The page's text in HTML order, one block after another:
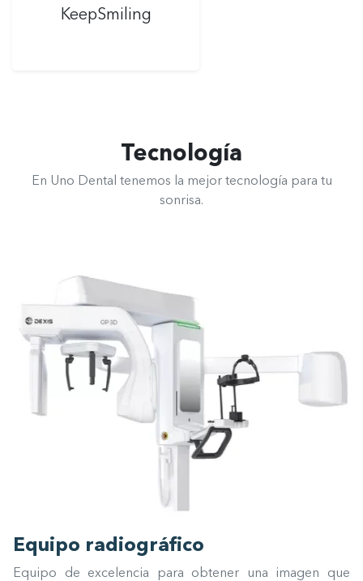
KeepSmiling
Tecnología
En Uno Dental tenemos la mejor tecnología para tu
sonrisa.
Equipo radiográfico
Equipo de excelencia para obtener una imagen que